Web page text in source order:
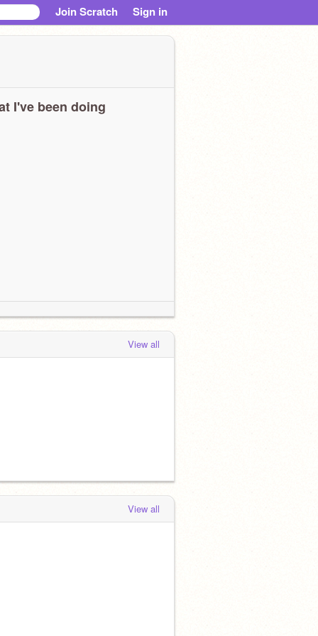
Join Scratch Sign in
I've been doing
View all
View all